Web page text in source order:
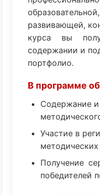
развивающей,
курса вы
содержании и
портфолио.
В программе
Содержание и
Участие в
Получение
победителей